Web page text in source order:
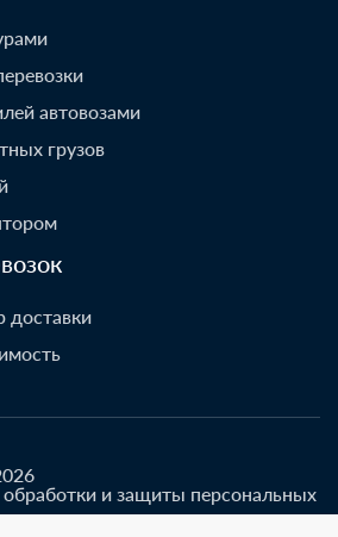
автовозами
грузов
доставки
и защиты персональных